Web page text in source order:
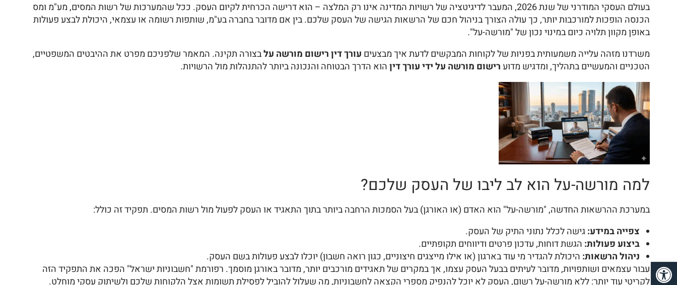
בעולם העסקי המודרני של שנת 2026, המעבר לדיגיטציה של רשויות המדינה אינו רק המלצה – הוא דרישה הכרחית לקיום העסק. ככל שהמערכות של רשות המסים, מע"מ ומס
הכנסה הופכות למורכבות יותר, כך עולה הצורך בניהול חכם של הרשאות הגישה של העסק שלכם. בין אם מדובר בחברה בע"מ, שותפות רשומה או עצמאי, היכולת לבצע פעולות
באופן מקוון תלויה כיום במינוי נכון של "מורשה-על".
משרדנו מזהה עלייה משמעותית בפניות של לקוחות המבקשים לדעת איך מבצעים עורך דין רישום מורשה עלבצורה תקינה. המאמר שלפניכם מפרט את ההיבטים המשפטיים,
הטכניים והמעשיים בתהליך, ומדגיש מדוערישום מורשה על ידי עורך דיןהוא הדרך הבטוחה והנכונה ביותר להתנהלות מול הרשויות.
למה מורשה-על הוא לב ליבו של העסק שלכם?
במערכת ההרשאות החדשה, "מורשה-על" הוא האדם (או האורגן) בעל הסמכות הרחבה ביותר בתוך התאגיד או העסק לפעול מול רשות המסים. תפקיד זה כולל:
צפייה במידע:גישה לכלל נתוני התיק של העסק.
ביצוע פעולות: הגשת דוחות, עדכון פרטים ודיווחים תקופתיים.
ניהול הרשאות: היכולת להגדיר מי עוד בארגון (או אילו מייצגים חיצוניים, כגון רואה חשבון) יוכלו לבצע פעולות בשם העסק.
עבור עצמאים ושותפויות, מדובר לעיתים בבעל העסק עצמו, אך במקרים של תאגידים מורכבים יותר, מדובר באורגן מוסמך. רפורמת "חשבוניות ישראל" הפכה את התפקיד הזה
לקריטי עוד יותר: ללא מורשה-על רשום, העסק לא יוכל להנפיק מספרי הקצאה לחשבוניות, מה שעלול להוביל לפסילת תשומות אצל הלקוחות שלכם ולשיתוק עסקי מוחלט.
פתח סרגל נגישות